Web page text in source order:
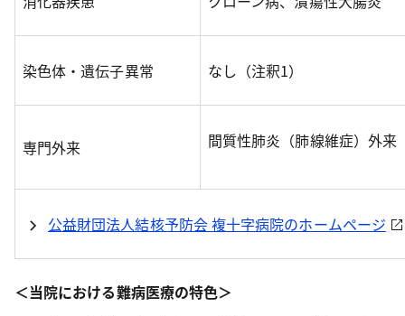
染色体・遺伝子異常 なし（注釈1）
専門外来 間質性肺炎（肺線維症）外来
公益財団法人結核予防会 複十字病院のホームページ
＜当院における難病医療の特色＞